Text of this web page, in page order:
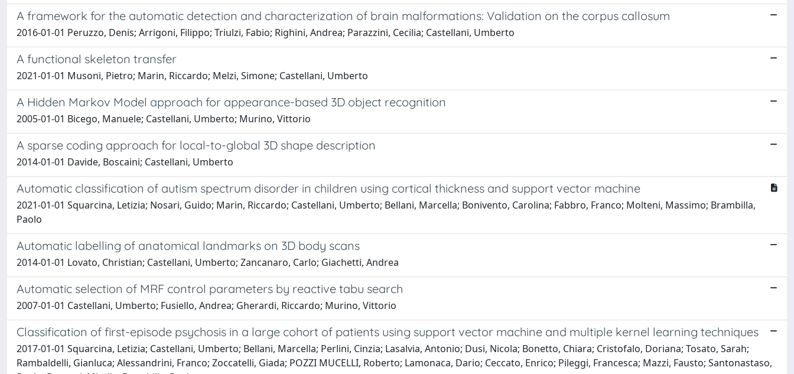
A framework for the automatic detection and characterization of brain malformations: Validation on the corpus callosum
2016-01-01 Peruzzo, Denis; Arrigoni, Filippo; Triulzi, Fabio; Righini, Andrea; Parazzini, Cecilia; Castellani, Umberto
A functional skeleton transfer
2021-01-01 Musoni, Pietro; Marin, Riccardo; Melzi, Simone; Castellani, Umberto
A Hidden Markov Model approach for appearance-based 3D object recognition
2005-01-01 Bicego, Manuele; Castellani, Umberto; Murino, Vittorio
A sparse coding approach for local-to-global 3D shape description
2014-01-01 Davide, Boscaini; Castellani, Umberto
Automatic classification of autism spectrum disorder in children using cortical thickness and support vector machine
2021-01-01 Squarcina, Letizia; Nosari, Guido; Marin, Riccardo; Castellani, Umberto; Bellani, Marcella; Bonivento, Carolina; Fabbro, Franco; Molteni, Massimo; Brambilla,
Paolo
Automatic labelling of anatomical landmarks on 3D body scans
2014-01-01 Lovato, Christian; Castellani, Umberto; Zancanaro, Carlo; Giachetti, Andrea
Automatic selection of MRF control parameters by reactive tabu search
2007-01-01 Castellani, Umberto; Fusiello, Andrea; Gherardi, Riccardo; Murino, Vittorio
Classification of first-episode psychosis in a large cohort of patients using support vector machine and multiple kernel learning techniques
2017-01-01 Squarcina, Letizia; Castellani, Umberto; Bellani, Marcella; Perlini, Cinzia; Lasalvia, Antonio; Dusi, Nicola; Bonetto, Chiara; Cristofalo, Doriana; Tosato, Sarah;
Rambaldelli, Gianluca; Alessandrini, Franco; Zoccatelli, Giada; POZZI MUCELLI, Roberto; Lamonaca, Dario; Ceccato, Enrico; Pileggi, Francesca; Mazzi, Fausto; Santonastaso,